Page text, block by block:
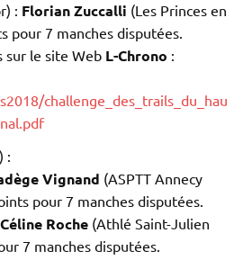
: Florian Zuccalli (Les Princes en
pour 7 manches disputées.
sur le site Web L-Chrono :
challenge_des_trails_du_hau
:
Vignand (ASPTT Annecy
pour 7 manches disputées.
Céline Roche (Athlé Saint-Julien
7 manches disputées.